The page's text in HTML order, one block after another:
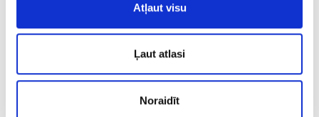
Atļaut visu
Ļaut atlasi
Noraidīt